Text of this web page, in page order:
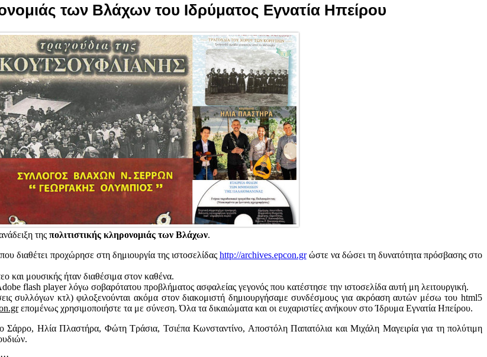
των Βλάχων του Ιδρύματος Εγνατία Ηπείρου
της πολιτιστικής κληρονομιάς των Βλάχων.
διαθέτει προχώρησε στη δημιουργία της ιστοσελίδας http://archives.epcon.grώστε να δώσει τη δυνατότητα πρόσβασης στο
και μουσικής ήταν διαθέσιμα στον καθένα.
flash player λόγω σοβαρότατου προβλήματος ασφαλείας γεγονός που κατέστησε την ιστοσελίδα αυτή μη λειτουργική.
συλλόγων κτλ) φιλοξενούνται ακόμα στον διακομιστή δημιουργήσαμε συνδέσμους για ακρόαση αυτών μέσω του html5
επομένως χρησιμοποιήστε τα με σύνεση. Όλα τα δικαιώματα και οι ευχαριστίες ανήκουν στο Ίδρυμα Εγνατία Ηπείρου.
Σάρρο, Ηλία Πλαστήρα, Φώτη Τράσια, Τσιέπα Κωνσταντίνο, Αποστόλη Παπατόλια και Μιχάλη Μαγειρία για τη πολύτιμη